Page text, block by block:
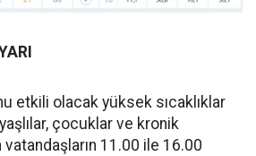
etkili olacak yüksek sıcaklıklar
çocuklar ve kronik
vatandaşların 11.00 ile 16.00